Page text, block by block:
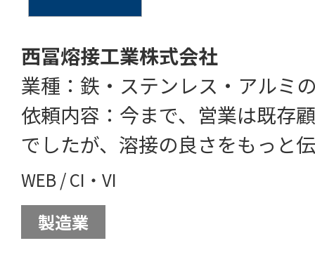
西冨熔接工業株式会社
業種：鉄・ステンレス・アルミ
依頼内容：今まで、営業は既存
でしたが、溶接の良さをもっと
WEB/CI・VI
製造業